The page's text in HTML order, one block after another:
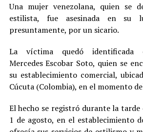
Una mujer venezolana, quien se
estilista, fue asesinada en su
presuntamente, por un sicario.
La víctima quedó identificada
Mercedes Escobar Soto, quien se
su establecimiento comercial,
Cúcuta (Colombia), en el momento
El hecho se registró durante la tarde
1 de agosto, en el establecimiento